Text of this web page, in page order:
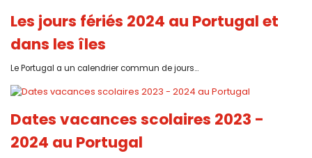
Les jours fériés 2024 au Portugal et
dans les îles
Le Portugal a un calendrier commun de jours...
Dates vacances scolaires 2023 -
2024 au Portugal